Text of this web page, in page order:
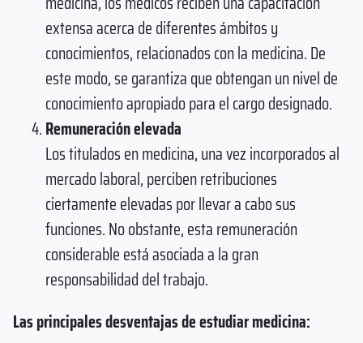
extensa acerca de diferentes ámbitos y
conocimientos, relacionados con la medicina. De
este modo, se garantiza que obtengan un nivel de
conocimiento apropiado para el cargo designado.
Remuneración elevada
Los titulados en medicina, una vez incorporados al
mercado laboral, perciben retribuciones
ciertamente elevadas por llevar a cabo sus
funciones. No obstante, esta remuneración
considerable está asociada a la gran
responsabilidad del trabajo.
Las principales desventajas de estudiar medicina: